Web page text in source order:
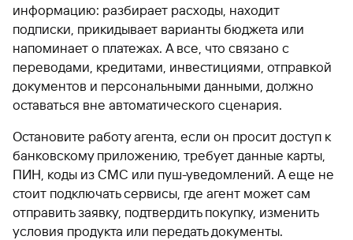
информацию: разбирает расходы, находит
подписки, прикидывает варианты бюджета или
напоминает о платежах. А все, что связано с
переводами, кредитами, инвестициями, отправкой
документов и персональными данными, должно
оставаться вне автоматического сценария.
Остановите работу агента, если он просит доступ к
банковскому приложению, требует данные карты,
ПИН, коды из СМС или пуш-уведомлений. А еще не
стоит подключать сервисы, где агент может сам
отправить заявку, подтвердить покупку, изменить
условия продукта или передать документы.